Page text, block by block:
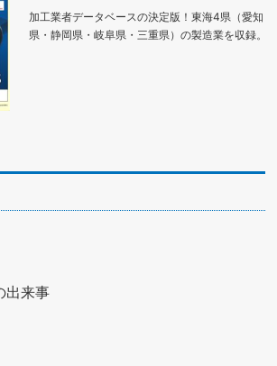
加工業者データベースの決定版！東海4県（愛知
県・静岡県・岐阜県・三重県）の製造業を収録。
出来事